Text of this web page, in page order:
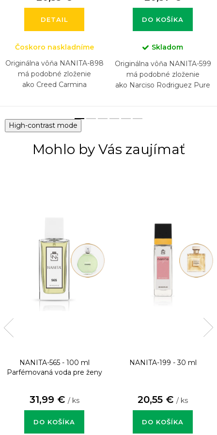
DETAIL
Čoskoro naskladníme
Originálna vôňa NANITA-898
má podobné zloženie
ako Creed Carmina
DO KOŠÍKA
Skladom
Originálna vôňa NANITA-599
má podobné zloženie
ako Narciso Rodriguez Pure
High-contrast mode
Mohlo by Vás zaujímať
NANITA-565 - 100 ml
Parfémovaná voda pre ženy
31,99 € / ks
DO KOŠÍKA
NANITA-199 - 30 ml
20,55 € / ks
DO KOŠÍKA